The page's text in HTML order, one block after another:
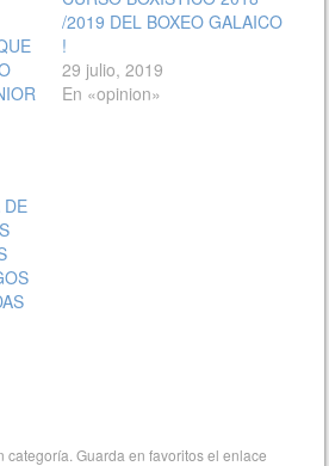
/2019 DEL BOXEO GALAICO
!
29 julio, 2019
En «opinion»
DE
categoría . Guarda en favoritos elenlace